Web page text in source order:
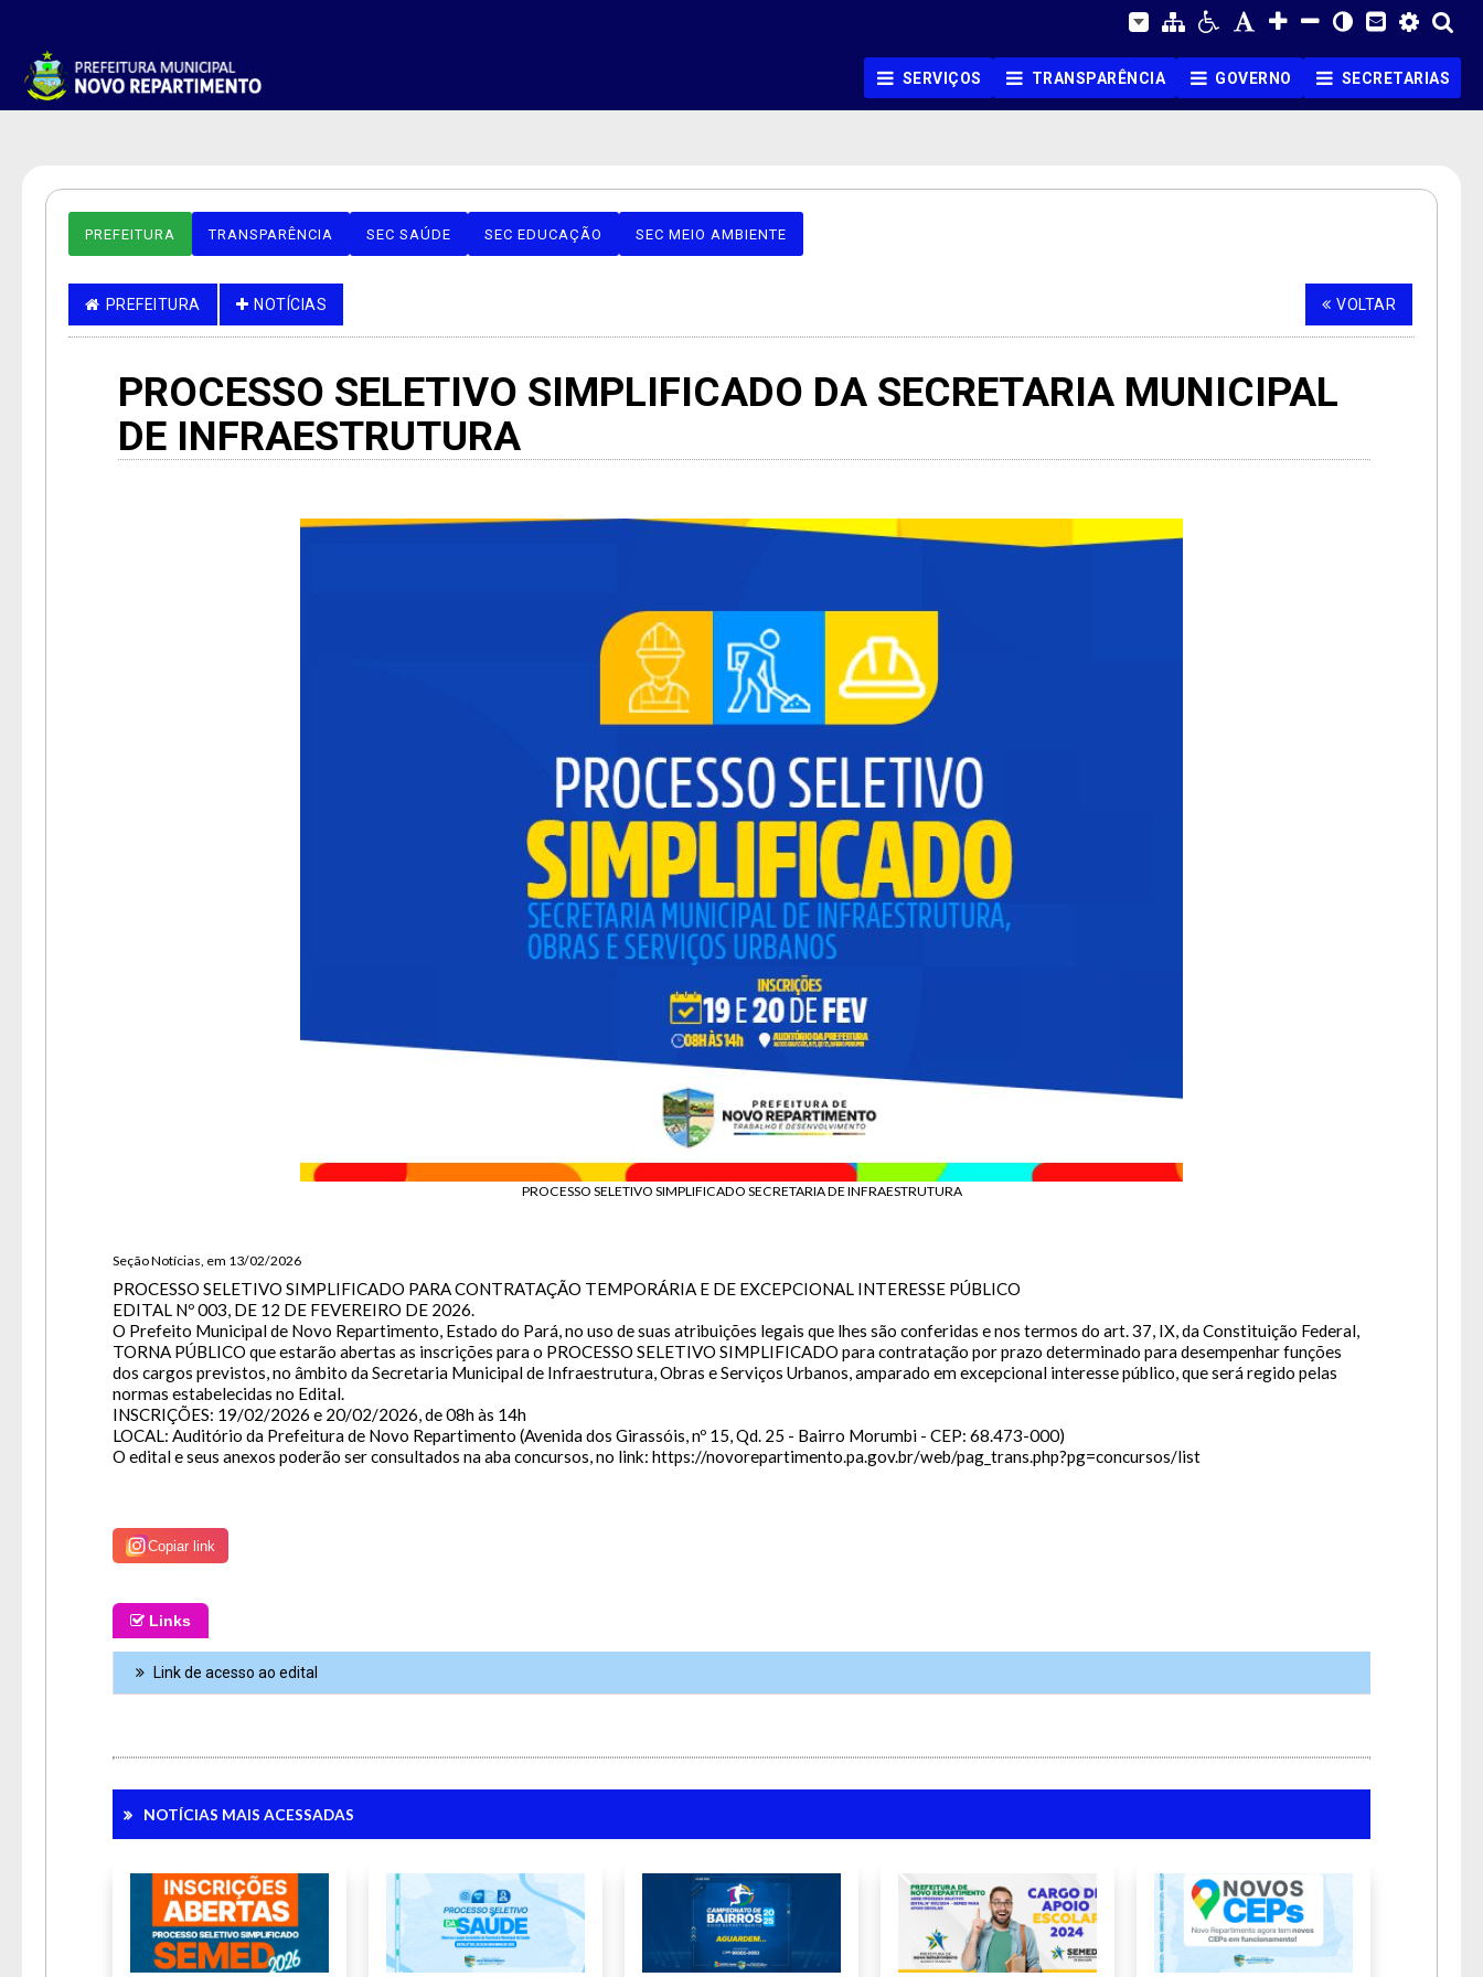
SERVIÇOS TRANSPARÊNCIA GOVERNO SECRETARIAS
PREFEITURA TRANSPARÊNCIA SEC SAÚDE SEC EDUCAÇÃO SEC MEIO AMBIENTE
PREFEITURA NOTÍCIAS VOLTAR
PROCESSO SELETIVO SIMPLIFICADO DA SECRETARIA MUNICIPAL
DE INFRAESTRUTURA
PROCESSO SELETIVO SIMPLIFICADO SECRETARIA DE INFRAESTRUTURA
Seção Notícias, em 13/02/2026
PROCESSO SELETIVO SIMPLIFICADO PARA CONTRATAÇÃO TEMPORÁRIA E DE EXCEPCIONAL INTERESSE PÚBLICO
EDITAL Nº 003, DE 12 DE FEVEREIRO DE 2026.
O Prefeito Municipal de Novo Repartimento, Estado do Pará, no uso de suas atribuições legais que lhes são conferidas e nos termos do art. 37, IX, da Constituição Federal,
TORNA PÚBLICO que estarão abertas as inscrições para o PROCESSO SELETIVO SIMPLIFICADO para contratação por prazo determinado para desempenhar funções
dos cargos previstos, no âmbito da Secretaria Municipal de Infraestrutura, Obras e Serviços Urbanos, amparado em excepcional interesse público, que será regido pelas
normas estabelecidas no Edital.
INSCRIÇÕES: 19/02/2026 e 20/02/2026, de 08h às 14h
LOCAL: Auditório da Prefeitura de Novo Repartimento (Avenida dos Girassóis, nº 15, Qd. 25 - Bairro Morumbi - CEP: 68.473-000)
O edital e seus anexos poderão ser consultados na aba concursos, no link: https://novorepartimento.pa.gov.br/web/pag_trans.php?pg=concursos/list
Copiar link
Links
Link de acesso ao edital
NOTÍCIAS MAIS ACESSADAS
Acessibilidade
Fonte normal: Clique na letra A
Aumentar a fonte: Clique na letra A+
Diminuir a fonte: Clique na letra A-
Gerenciador
Webmail
Digite apenas o "usuário" sem @dominio!
Senha
SIC Físico
Contatos e Endereço
Setor Responsável:Ouvidoria
Ouvidora:WAGNA MARIA VIEIRA DE OLINDA
Novo Repartimento - PA
Fale Conosco